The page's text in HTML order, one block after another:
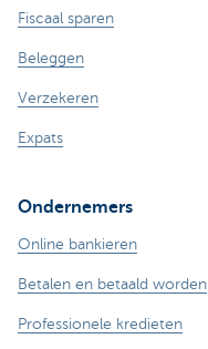
Fiscaal sparen
Beleggen
Verzekeren
Expats
Ondernemers
Online bankieren
Betalen en betaald worden
Professionele kredieten